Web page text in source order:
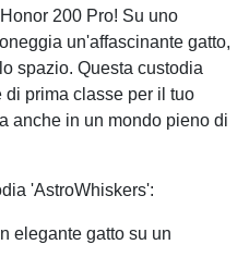
200 Pro! Su uno
un'affascinante gatto,
spazio. Questa custodia
di prima classe per il tuo
anche in un mondo pieno di
'AstroWhiskers':
elegante gatto su un